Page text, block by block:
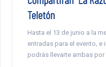
Teletón
Hasta el 13 de junio a la
entradas para el evento, e
podrás llevarte ambas por